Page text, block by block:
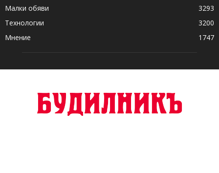
Малки обяви
3293
Технологии
3200
Мнение
1747